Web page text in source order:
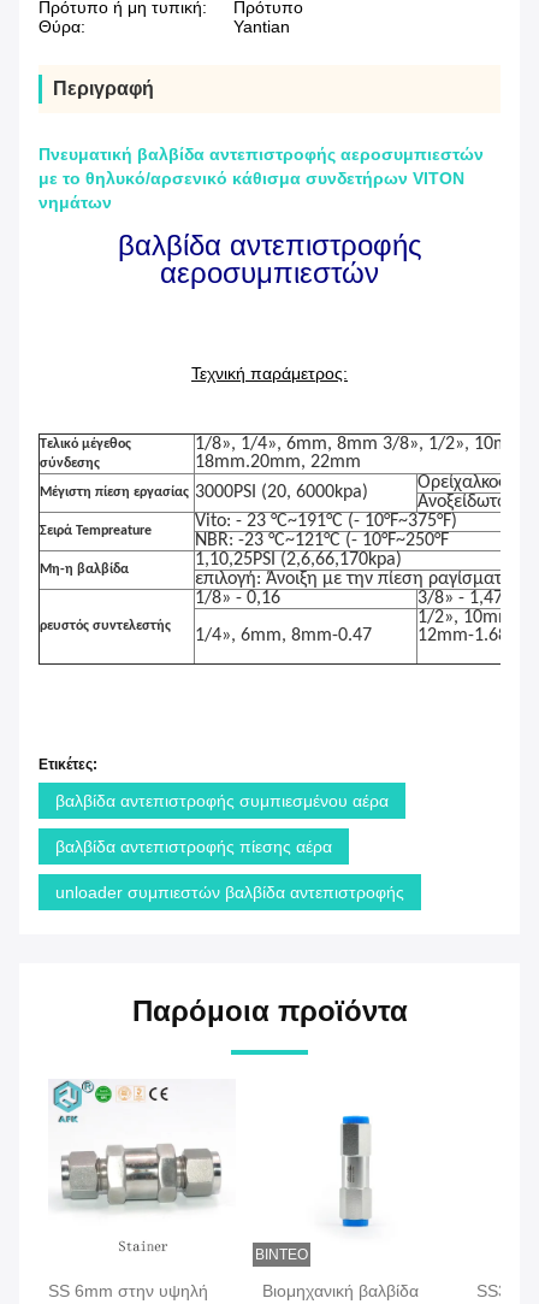
Πρότυπο ή μη τυπική:
Πρότυπο
Θύρα:
Yantian
Περιγραφή
Πνευματική βαλβίδα αντεπιστροφής αεροσυμπιεστών
με το θηλυκό/αρσενικό κάθισμα συνδετήρων VITON
νημάτων
βαλβίδα αντεπιστροφής
αεροσυμπιεστών
Τεχνική παράμετρος:
Τελικό μέγεθος
σύνδεσης
1/8», 1/4», 6mm, 8mm 3/8», 1/2», 10mm,
18mm.20mm, 22mm
Μέγιστη πίεση εργασίας 3000PSI (20, 6000kpa)
Ορείχαλκος:
Ανοξείδωτο:
Σειρά Tempreature
Vito: - 23 °C~191°C (- 10°F~375°F)
NBR: -23 °C~121°C (- 10°F~250°F
Μη-η βαλβίδα
1,10,25PSI (2,6,66,170kpa)
επιλογή: Άνοιξη με την πίεση ραγίσματος
ρευστός συντελεστής
1/8» - 0,16
3/8» - 1,47
1/4», 6mm, 8mm-0.47
1/2», 10mm,
12mm-1.68
Ετικέτες:
βαλβίδα αντεπιστροφής συμπιεσμένου αέρα
βαλβίδα αντεπιστροφής πίεσης αέρα
unloader συμπιεστών βαλβίδα αντεπιστροφής
Παρόμοια προϊόντα
SS 6mm στην υψηλή
ΒΊΝΤΕΟ
Βιομηχανική βαλβίδα
SS316